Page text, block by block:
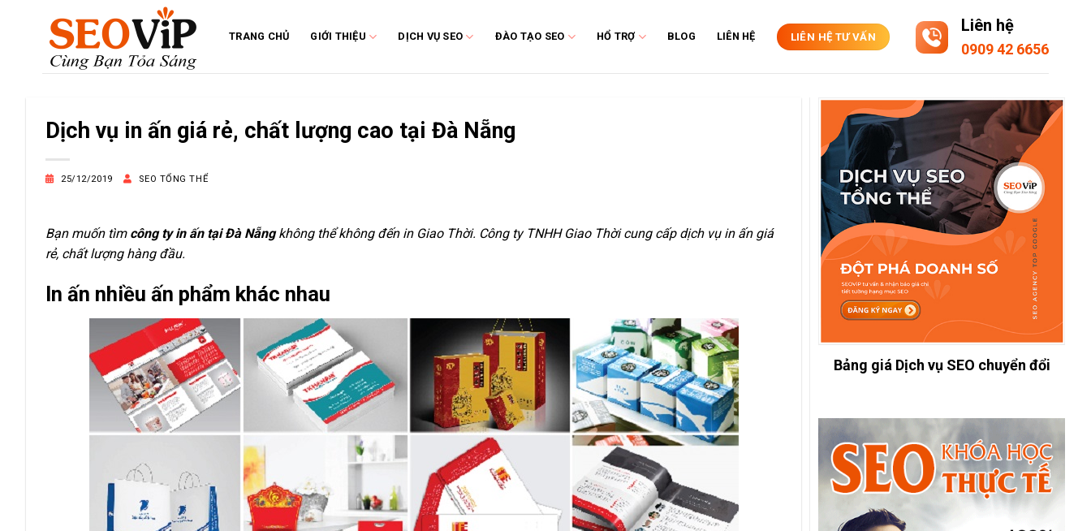
TRANG CHỦ GIỚI THIỆU DỊCH VỤ SEO ĐÀO TẠO SEO HỔ TRỢ BLOG LIÊN HỆ LIÊN HỆ TƯ VẤN
Liên hệ
0909 42 6656
Dịch vụ in ấn giá rẻ, chất lượng cao tại Đà Nẵng
25/12/2019 SEO TỔNG THỂ
Bạn muốn tìm công ty in ấn tại Đà Nẵngkhông thể không đến in Giao Thời. Công ty TNHH Giao Thời cung cấp dịch vụ in ấn giá
rẻ, chất lượng hàng đầu.
In ấn nhiều ấn phẩm khác nhau
Bảng giá Dịch vụ SEO chuyển đổi